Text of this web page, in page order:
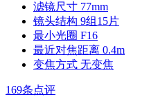
滤镜尺寸 77mm
镜头结构 9组15片
最小光圈 F16
最近对焦距离 0.4m
变焦方式 无变焦
169条点评